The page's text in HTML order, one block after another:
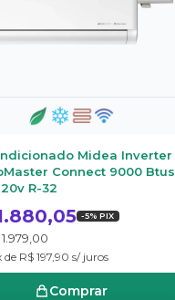
Midea Inverter
Connect 9000 Btus
R-32
-5% PIX
de R$ 197,90 s/ juros
Comprar